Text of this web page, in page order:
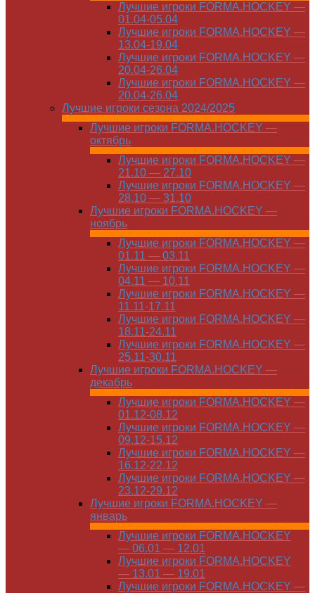
Лучшие игроки FORMA.HOCKEY —
01.04-05.04
Лучшие игроки FORMA.HOCKEY —
13.04-19.04
Лучшие игроки FORMA.HOCKEY —
20.04-26.04
Лучшие игроки FORMA.HOCKEY —
20.04-26.04
Лучшие игроки сезона 2024/2025
Лучшие игроки FORMA.HOCKEY —
октябрь
Лучшие игроки FORMA.HOCKEY —
21.10 — 27.10
Лучшие игроки FORMA.HOCKEY —
28.10 — 31.10
Лучшие игроки FORMA.HOCKEY —
ноябрь
Лучшие игроки FORMA.HOCKEY —
01.11 — 03.11
Лучшие игроки FORMA.HOCKEY —
04.11 — 10.11
Лучшие игроки FORMA.HOCKEY —
11.11-17.11
Лучшие игроки FORMA.HOCKEY —
18.11-24.11
Лучшие игроки FORMA.HOCKEY —
25.11-30.11
Лучшие игроки FORMA.HOCKEY —
декабрь
Лучшие игроки FORMA.HOCKEY —
01.12-08.12
Лучшие игроки FORMA.HOCKEY —
09.12-15.12
Лучшие игроки FORMA.HOCKEY —
16.12-22.12
Лучшие игроки FORMA.HOCKEY —
23.12-29.12
Лучшие игроки FORMA.HOCKEY —
январь
Лучшие игроки FORMA.HOCKEY
— 06.01 — 12.01
Лучшие игроки FORMA.HOCKEY
— 13.01 — 19.01
Лучшие игроки FORMA.HOCKEY —